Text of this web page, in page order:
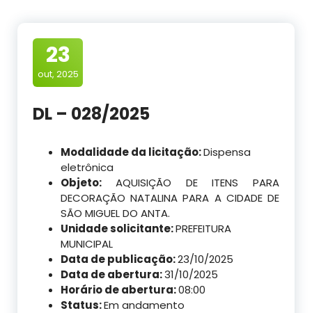
23
out, 2025
DL – 028/2025
Modalidade da licitação:Dispensa
eletrônica
Objeto: AQUISIÇÃO DE ITENS PARA
DECORAÇÃO NATALINA PARA A CIDADE DE
SÃO MIGUEL DO ANTA.
Unidade solicitante:PREFEITURA
MUNICIPAL
Data de publicação:23/10/2025
Data de abertura:31/10/2025
Horário de abertura:08:00
Status:Em andamento